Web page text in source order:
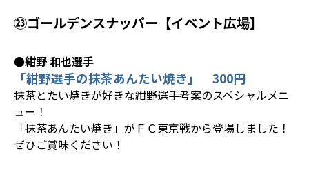
㉓ゴールデンスナッパー【イベント広場】
●紺野 和也選手
「紺野選手の抹茶あんたい焼き」 300円
抹茶とたい焼きが好きな紺野選手考案のスペシャルメニ
ュー！
「抹茶あんたい焼き」がＦＣ東京戦から登場しました！
ぜひご賞味ください！